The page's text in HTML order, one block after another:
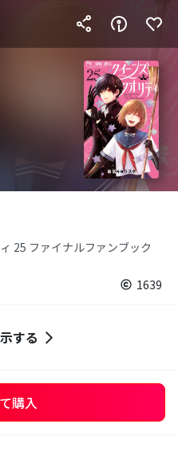
25 ファイナルファンブック
1639
する
購入